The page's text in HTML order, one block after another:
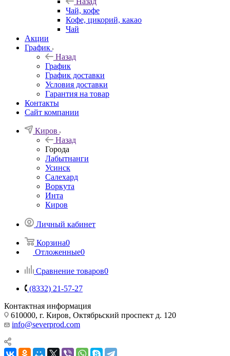
Чай, кофе
Кофе, цикорий, какао
Чай
Акции
График
Назад
График
График доставки
Условия доставки
Гарантия на товар
Контакты
Сайт компании
Киров
Назад
Города
Лабытнанги
Усинск
Салехард
Воркута
Инта
Киров
Личный кабинет
Корзина0
Отложенные0
Сравнение товаров0
(8332) 21-57-27
Контактная информация
610000, г. Киров, Октябрьский проспект д. 120
info@severprod.com